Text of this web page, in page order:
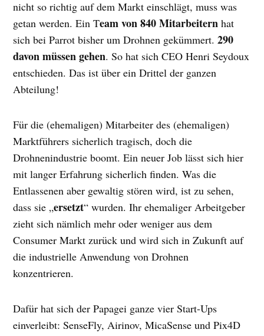
nicht so richtig auf dem Markt einschlägt, muss was
getan werden. Ein Team von 840 Mitarbeitern hat
sich bei Parrot bisher um Drohnen gekümmert.290
davon müssen gehen. So hat sich CEO Henri Seydoux
entschieden. Das ist über ein Drittel der ganzen
Abteilung!
Für die (ehemaligen) Mitarbeiter des (ehemaligen)
Marktführers sicherlich tragisch, doch die
Drohnenindustrie boomt. Ein neuer Job lässt sich hier
mit langer Erfahrung sicherlich finden. Was die
Entlassenen aber gewaltig stören wird, ist zu sehen,
dass sie „ersetzt“ wurden. Ihr ehemaliger Arbeitgeber
zieht sich nämlich mehr oder weniger aus dem
Consumer Markt zurück und wird sich in Zukunft auf
die industrielle Anwendung von Drohnen
konzentrieren.
Dafür hat sich der Papagei ganze vier Start-Ups
einverleibt: SenseFly, Airinov, MicaSense und Pix4D